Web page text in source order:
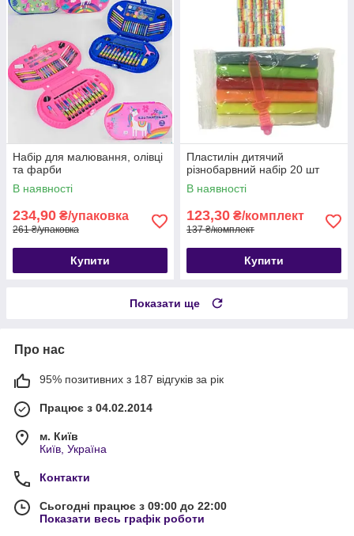
Набір для малювання, олівці
та фарби
В наявності
234,90 ₴/упаковка
261 ₴/упаковка
Купити
Пластилін дитячий
різнобарвний набір 20 шт
В наявності
123,30 ₴/комплект
137 ₴/комплект
Купити
Показати ще
Про нас
95% позитивних з 187 відгуків за рік
Працює з 04.02.2014
м. Київ
Київ, Україна
Контакти
Сьогодні працює з 09:00 до 22:00
Показати весь графік роботи